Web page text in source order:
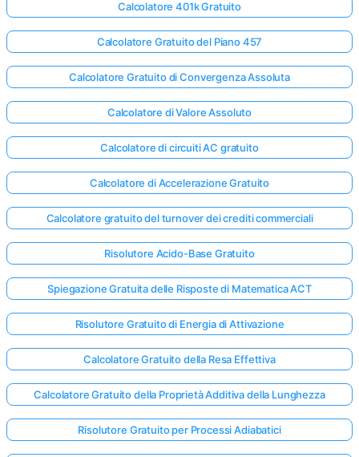
la Tua
Prima
Calcolatore 401k Gratuito
Calcolatore Gratuito del Piano 457
Calcolatore Gratuito di Convergenza Assoluta
Calcolatore di Valore Assoluto
Calcolatore di circuiti AC gratuito
Calcolatore di Accelerazione Gratuito
Calcolatore gratuito del turnover dei crediti commerciali
Risolutore Acido-Base Gratuito
Spiegazione Gratuita delle Risposte di Matematica ACT
Risolutore Gratuito di Energia di Attivazione
Calcolatore Gratuito della Resa Effettiva
Calcolatore Gratuito della Proprietà Additiva della Lunghezza
Risolutore Gratuito per Processi Adiabatici